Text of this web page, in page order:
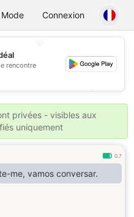
Mode Connexion
💕
rencontre
privées - visibles aux
uniquement
0.7
me, vamos conversar.